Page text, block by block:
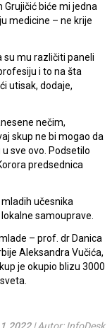
biće mi jedna
medicine – ne krije
su mu različiti paneli
i to na šta
utisak, dodaje,
nečim,
skup ne bi mogao da
sve ovo. Podsetilo
predsednica
učesnika
samouprave.
– prof. dr Danica
Aleksandra Vučića,
je okupio blizu 3000